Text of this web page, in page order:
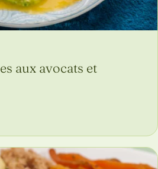
aux avocats et